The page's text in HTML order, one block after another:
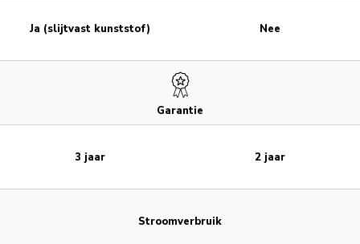
Garantie
Stroomverbruik
Ja (slijtvast kunststof)
3 jaar
Nee
2 jaar